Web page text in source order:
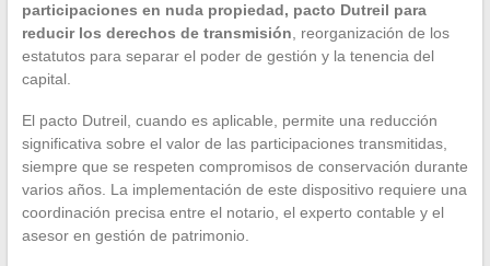
participaciones en nuda propiedad, pacto Dutreil para
reducir los derechos de transmisión , reorganización de los
estatutos para separar el poder de gestión y la tenencia del
capital.
El pacto Dutreil, cuando es aplicable, permite una reducción
significativa sobre el valor de las participaciones transmitidas,
siempre que se respeten compromisos de conservación durante
varios años. La implementación de este dispositivo requiere una
coordinación precisa entre el notario, el experto contable y el
asesor en gestión de patrimonio.